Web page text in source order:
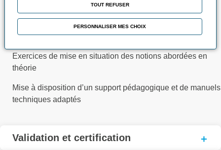
PC équipés du logiciel Roboguide (dernière version)
Robots disponibles pour les transferts de simulation
réalisée en TP
Exercices de mise en situation des notions abordées en
théorie
Mise à disposition d’un support pédagogique et de manuels
techniques adaptés
Validation et certification
TOUT REFUSER
PERSONNALISER MES CHOIX